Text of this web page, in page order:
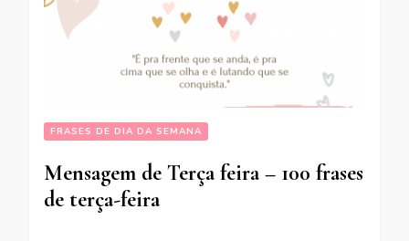
FRASES DE DIA DA SEMANA
Mensagem de Terça feira – 100 frases
de terça-feira